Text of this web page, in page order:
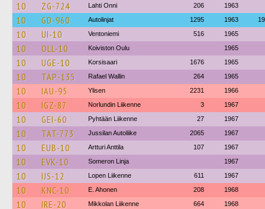
10 ZG-724 Lahti Onni 206 1963
10 GD-960 Autolinjat 1295 1963
10 UI-10 Ventoniemi 516 1965
10 OLL-10 Koiviston Oulu 1965
10 UGE-10 Korsisaari 1676 1965
10 TAP-135 Rafael Wallin 264 1965
10 IAU-95 Ylisen 2231 1966
10 IGZ-87 Norlundin Liikenne 3 1967
10 GEI-60 Pyhtään Liikenne 27 1967
10 TAT-773 Jussilan Autoliike 2065 1967
10 EUB-10 Artturi Anttila 107 1967
10 EVK-10 Someron Linja 1967
10 IJS-12 Lopen Liikenne 611 1967
10 KNC-10 E. Ahonen 208 1968
10 IRE-20 Mikkolan Liikenne 664 1968